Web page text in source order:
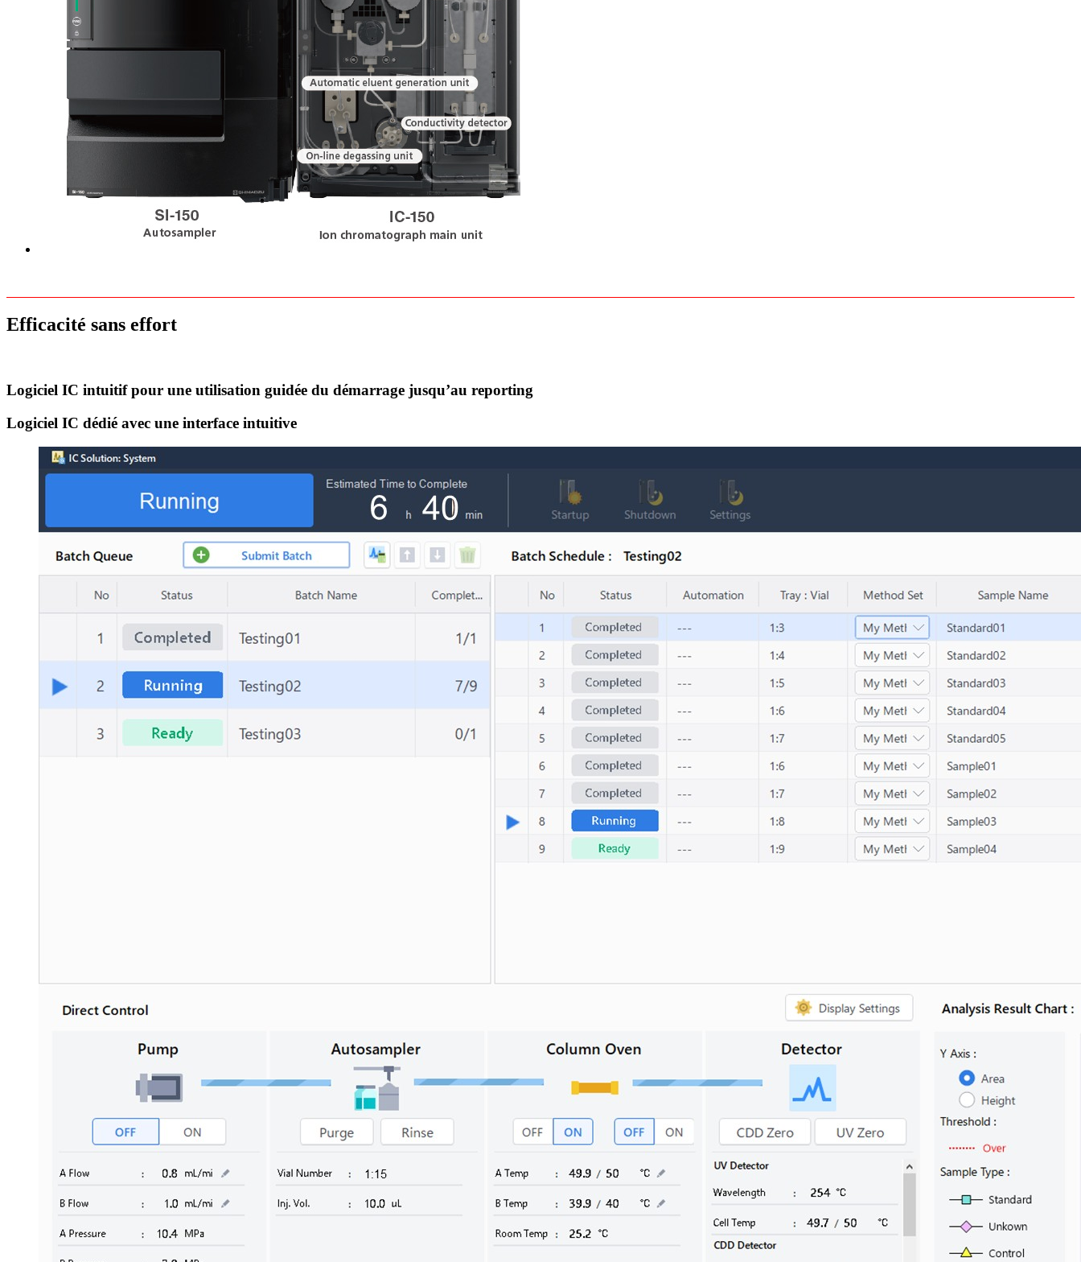
Efficacité sans effort
Logiciel IC intuitif pour une utilisation guidée du démarrage jusqu’au reporting
Logiciel IC dédié avec une interface intuitive